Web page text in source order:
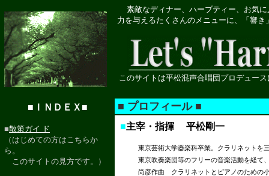
素敵なディナー、ハーブティー、お気に
力を与えるたくさんのメニューに、「響き
このサイトは平松混声合唱団プロデュー
■ＩＮＤＥＸ■
■散策ガイ ド
（はじめての方はこちらか
ら。
このサイトの見方です。）
■ プロフィール ■
■主宰・指揮 平松剛一
東京芸術大学器楽科卒業。クラリネットを
東京吹奏楽団等のフリーの音楽活動を経て
尚彦作曲 クラリネットとピアノのための